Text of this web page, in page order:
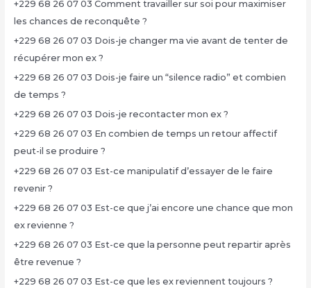
+229 68 26 07 03 Comment travailler sur soi pour maximiser
les chances de reconquête ?
+229 68 26 07 03 Dois-je changer ma vie avant de tenter de
récupérer mon ex ?
+229 68 26 07 03 Dois-je faire un “silence radio” et combien
de temps ?
+229 68 26 07 03 Dois-je recontacter mon ex ?
+229 68 26 07 03 En combien de temps un retour affectif
peut-il se produire ?
+229 68 26 07 03 Est-ce manipulatif d’essayer de le faire
revenir ?
+229 68 26 07 03 Est-ce que j’ai encore une chance que mon
ex revienne ?
+229 68 26 07 03 Est-ce que la personne peut repartir après
être revenue ?
+229 68 26 07 03 Est-ce que les ex reviennent toujours ?